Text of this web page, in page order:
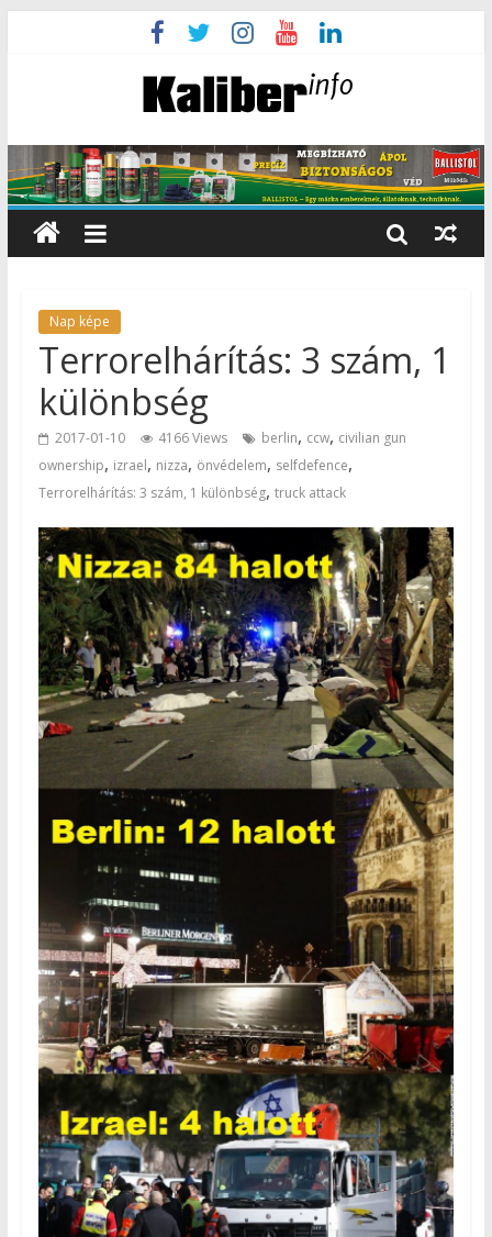
Nap képe
Terrorelhárítás: 3 szám, 1
különbség
2017-01-10 4166 Views berlin, ccw, civilian gun
ownership, izrael, nizza, önvédelem, selfdefence,
Terrorelhárítás: 3 szám, 1 különbség, truck attack